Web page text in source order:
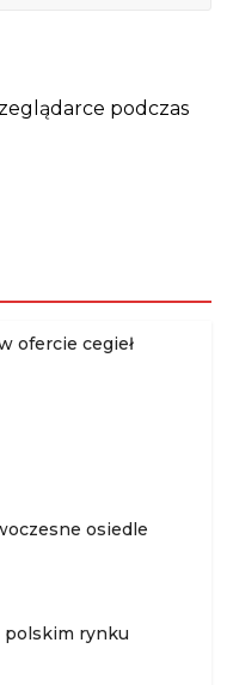
podczas
ofercie cegieł
osiedle
polskim rynku